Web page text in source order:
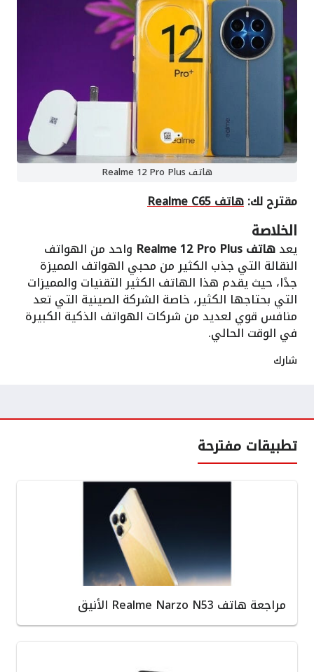
هاتف Realme 12 Pro Plus
مقترح لك:هاتف Realme C65
الخلاصة
يعدهاتف Realme 12 Pro Plus واحد من الهواتف
النقالة التي جذب الكثير من محبي الهواتف المميزة
جدًا، حيث يقدم هذا الهاتف الكثير التقنيات والمميزات
التي بحتاجها الكثير، خاصة الشركة الصينية التي تعد
منافس قوي لعديد من شركات الهواتف الذكية الكبيرة
في الوقت الحالي.
شارك
تطبيقات مفترحة
مراجعة هاتف Realme Narzo N53 الأنيق